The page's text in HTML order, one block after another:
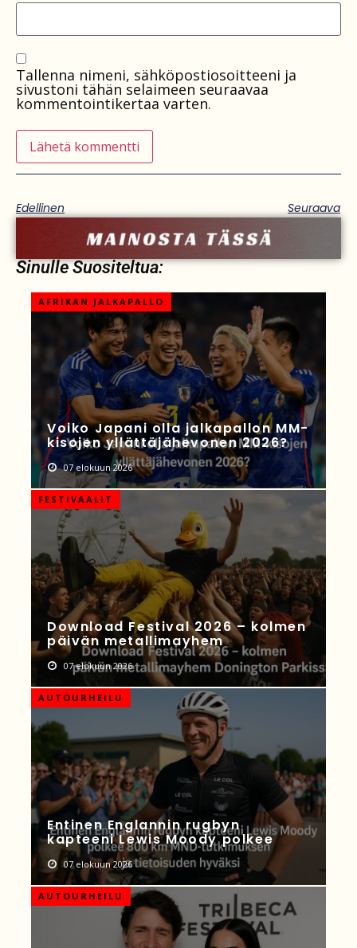
Tallenna nimeni, sähköpostiosoitteeni ja
sivustoni tähän selaimeen seuraavaa
kommentointikertaa varten.
Edellinen Seuraava
Sinulle Suositeltua:
AFRIKAN JALKAPALLO
Voiko Japani olla jalkapallon MM-
kisojen yllättäjähevonen 2026?
07 elokuun 2026
FESTIVAALIT
Download Festival 2026 – kolmen
päivän metallimayhem
07 elokuun 2026
AUTOURHEILU
Entinen Englannin rugbyn
kapteeni Lewis Moody polkee
07 elokuun 2026
AUTOURHEILU